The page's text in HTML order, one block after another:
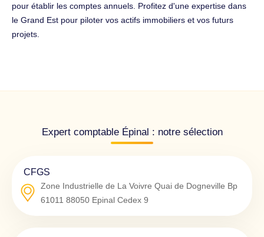
pour établir les comptes annuels. Profitez d'une expertise dans
le Grand Est pour piloter vos actifs immobiliers et vos futurs
projets.
Expert comptable Épinal : notre sélection
CFGS
Zone Industrielle de La Voivre Quai de Dogneville Bp
61011 88050 Epinal Cedex 9